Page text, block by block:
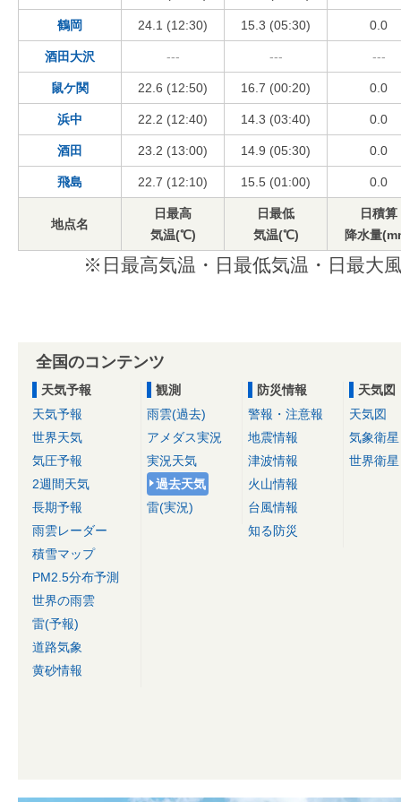
鶴岡 24.1 (12:30) 15.3 (05:30) 0.0
酒田大沢 --- --- ---
鼠ケ関 22.6 (12:50) 16.7 (00:20) 0.0
浜中 22.2 (12:40) 14.3 (03:40) 0.0
酒田 23.2 (13:00) 14.9 (05:30) 0.0
飛島 22.7 (12:10) 15.5 (01:00) 0.0
地点名
日最高
気温(℃)
日最低
気温(℃)
日積算
降水量
※日最高気温・日最低気温・日最大
全国のコンテンツ
天気予報
天気予報
世界天気
気圧予報
2週間天気
長期予報
雨雲レーダー
積雪マップ
PM2.5分布予測
世界の雨雲
雷(予報)
道路気象
黄砂情報
観測
雨雲(過去)
アメダス実況
実況天気
過去天気
雷(実況)
防災情報
警報・注意報
地震情報
津波情報
火山情報
台風情報
知る防災
天気図
天気図
気象衛星
世界衛星